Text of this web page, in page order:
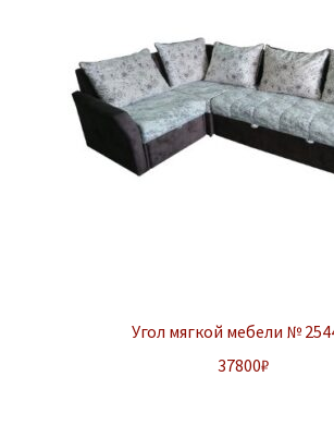
Угол мягкой мебели №
37800₽